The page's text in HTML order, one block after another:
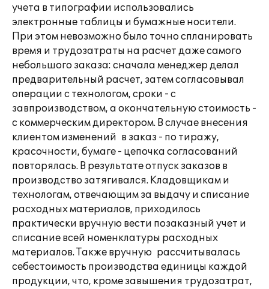
учета в типографии использовались
электронные таблицы и бумажные носители.
При этом невозможно было точно спланировать
время и трудозатраты на расчет даже самого
небольшого заказа: сначала менеджер делал
предварительный расчет, затем согласовывал
операции с технологом, сроки - с
завпроизводством, а окончательную стоимость -
с коммерческим директором. В случае внесения
клиентом изменений в заказ - по тиражу,
красочности, бумаге - цепочка согласований
повторялась. В результате отпуск заказов в
производство затягивался. Кладовщикам и
технологам, отвечающим за выдачу и списание
расходных материалов, приходилось
практически вручную вести позаказный учет и
списание всей номенклатуры расходных
материалов. Также вручную рассчитывалась
себестоимость производства единицы каждой
продукции, что, кроме завышения трудозатрат,